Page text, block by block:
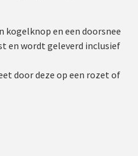
kogelknop en een doorsnee
en wordt geleverd inclusief
door deze op een rozet of